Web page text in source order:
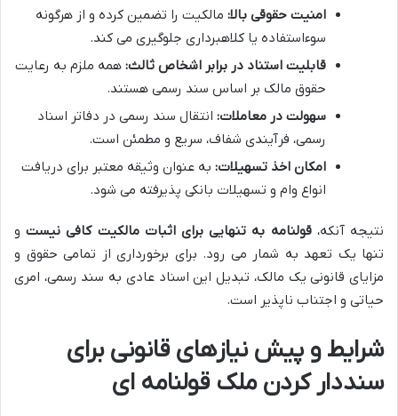
امنیت حقوقی بالا: مالکیت را تضمین کرده و از هرگونه
سوءاستفاده یا کلاهبرداری جلوگیری می کند.
قابلیت استناد در برابر اشخاص ثالث: همه ملزم به رعایت
حقوق مالک بر اساس سند رسمی هستند.
سهولت در معاملات: انتقال سند رسمی در دفاتر اسناد
رسمی، فرآیندی شفاف، سریع و مطمئن است.
امکان اخذ تسهیلات: به عنوان وثیقه معتبر برای دریافت
انواع وام و تسهیلات بانکی پذیرفته می شود.
نتیجه آنکه،قولنامه به تنهایی برای اثبات مالکیت کافی نیستو
تنها یک تعهد به شمار می رود. برای برخورداری از تمامی حقوق و
مزایای قانونی یک مالک، تبدیل این اسناد عادی به سند رسمی، امری
حیاتی و اجتناب ناپذیر است.
شرایط و پیش نیازهای قانونی برای
سنددار کردن ملک قولنامه ای